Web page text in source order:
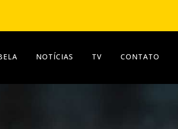
NOTÍCIAS TV CONTATO